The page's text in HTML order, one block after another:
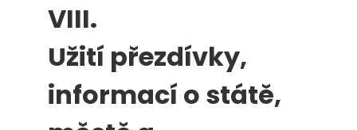
VIII.
Užití přezdívky,
informací o státě,